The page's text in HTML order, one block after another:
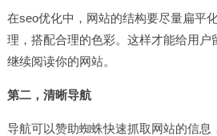
在seo优化中，网站的结构要尽量扁平
理，搭配合理的色彩。这样才能给用户
继续阅读你的网站。
第二，清晰导航
导航可以赞助蜘蛛快速抓取网站的信息